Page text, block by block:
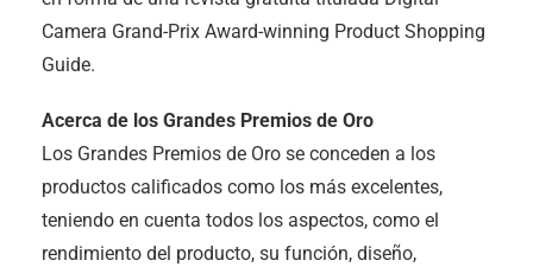
Camera Grand-Prix Award-winning Product Shopping
Guide.
Acerca de los Grandes Premios de Oro
Los Grandes Premios de Oro se conceden a los
productos calificados como los más excelentes,
teniendo en cuenta todos los aspectos, como el
rendimiento del producto, su función, diseño,